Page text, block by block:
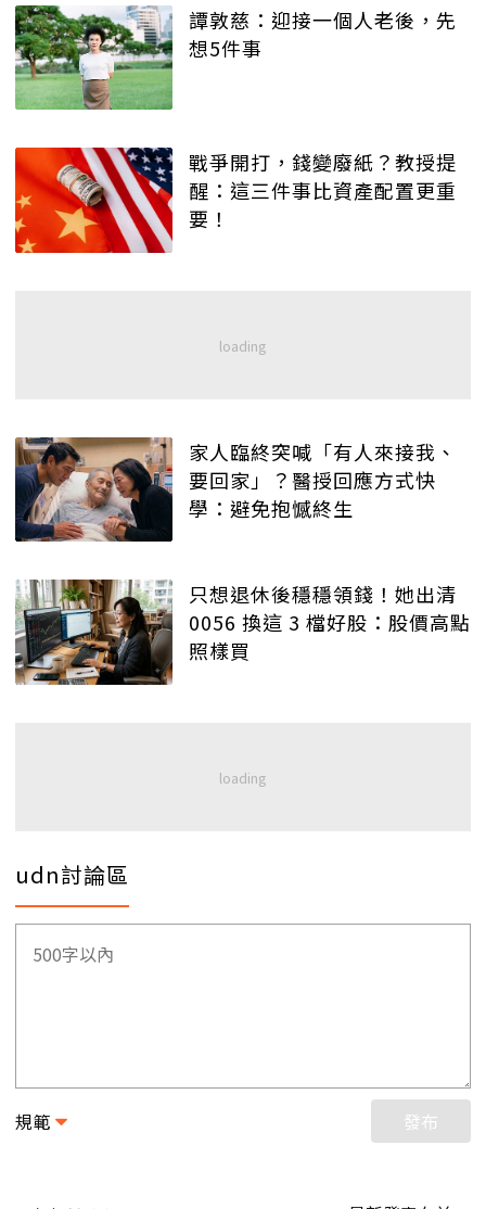
譚敦慈：迎接一個人老後，先
想5件事
戰爭開打，錢變廢紙？教授提
醒：這三件事比資產配置更重
要！
家人臨終突喊「有人來接我、
要回家」？醫授回應方式快
學：避免抱憾終生
只想退休後穩穩領錢！她出清
0056 換這 3 檔好股：股價高點
照樣買
udn討論區
規範 發布